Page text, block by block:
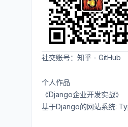
社交账号： 知乎 - GitHub
个人作品
《Django企业开发实战》
基于Django的网站系统: